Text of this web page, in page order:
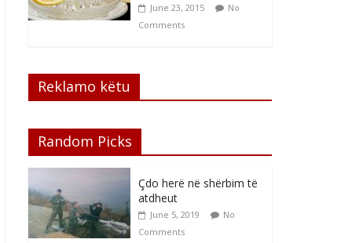
June 23, 2015
No
Comments
Reklamo këtu
Random Picks
Çdo herë në shërbim të
atdheut
June 5, 2019
No
Comments